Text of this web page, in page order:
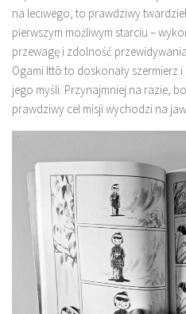
na leciwego, to prawdziwy
pierwszym możliwym starciu –
przewagę i zdolność
Ogami Ittō to doskonały szermierz
jego myśli. Przynajmniej na razie,
prawdziwy cel misji wychodzi na